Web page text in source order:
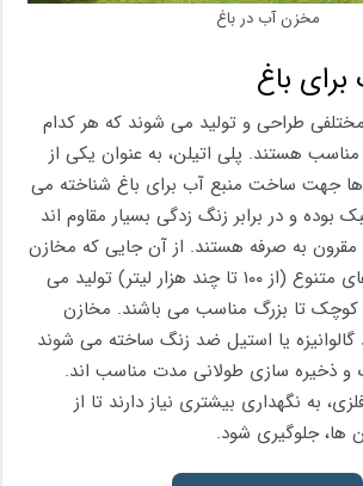
مخزن آب در باغ
برای باغ
طراحی و تولید می ‌شوند که هر کدام
هستند. پلی ‌اتیلن، به عنوان یکی از
جهت ساخت منبع آب برای باغ شناخته می
و در برابر زنگ ‌زدگی بسیار مقاوم اند
مقرون ‌به‌ صرفه هستند. از آن جایی که مخازن
پلی اتیلن در حجم‌ های متنوع (از ۱۰۰ تا چند هزار لیتر) تولید می
کوچک تا بزرگ مناسب می باشند. مخازن
گالوانیزه یا استیل ضد زنگ ساخته می ‌شوند
و ذخیره‌ سازی طولانی ‌مدت مناسب اند.
به نگهداری بیشتری نیاز دارند تا از
ها، جلوگیری شود.